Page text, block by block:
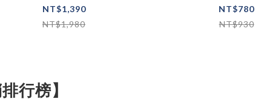
三色
NT$1,390
NT$1,980
NT$780
NT$930
行榜】